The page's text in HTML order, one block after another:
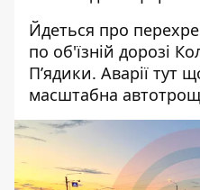
Йдеться про
по об'їзній дорозі
Пʼядики. Аварії тут
масштабна